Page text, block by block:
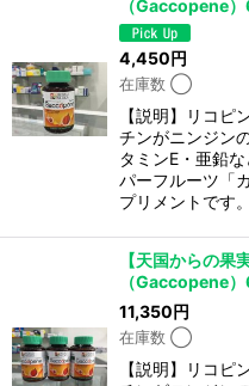
（Gaccopene
4,450円
在庫数 ◯
【説明】リコピ
チンがニンジン
タミンE・亜鉛
パーフルーツ「
プリメントです
【天国からの果
（Gaccopene
11,350円
在庫数 ◯
【説明】リコピ